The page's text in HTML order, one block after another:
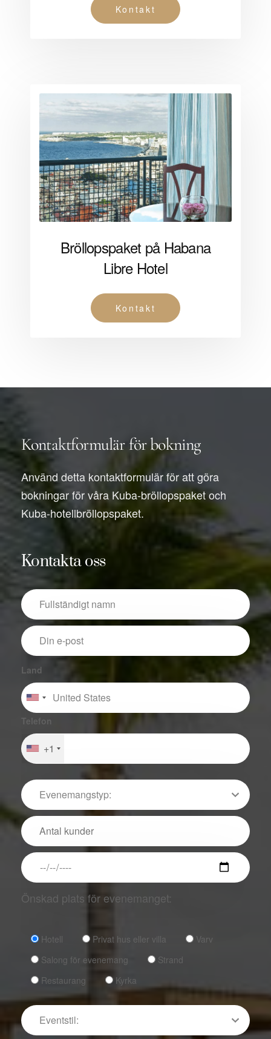
Kontakt
Bröllopspaket på Habana
Libre Hotel
Kontakt
Kontaktformulär för bokning
Använd detta kontaktformulär för att göra
bokningar för våra Kuba-bröllopspaket och
Kuba-hotellbröllopspaket.
Kontakta oss
Land
Telefon
+1
Önskad plats för evenemanget:
Hotell Privat hus eller villa
Varv
Salong för evenemang
Strand
Restaurang
Kyrka